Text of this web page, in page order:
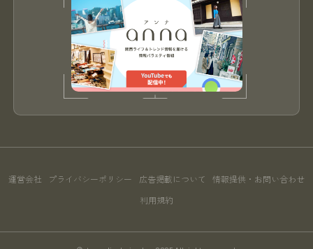
運営会社 プライバシーポリシー 広告掲載について 情報提供・お問い合わせ
利用規約